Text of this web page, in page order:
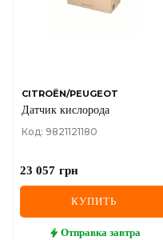
CITROËN/PEUGEOT
Датчик кислорода
Код: 9821121180
23 057 грн
КУПИТЬ
Отправка завтра